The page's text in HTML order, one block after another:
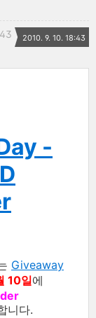
2010. 9. 10. 18:43
-
Giveaway
10일에
니다.